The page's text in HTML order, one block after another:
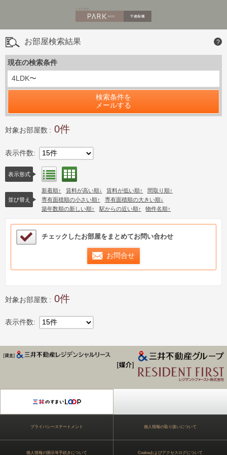
お部屋検索結果 ?
現在の検索条件
4LDK〜
検索条件を
メールする
対象お部屋数 0
表示件数 15件
表示形式 リスト表示
並び替え
新着順 賃料が高い順 賃料が低い順
間取り順
専有面積順の小さい順
専有面積順の大きい順
築年数順の新しい順
駅からの近い順 物件名順
検討中リストサンプル
チェックしたお部屋をまとめてお問い合わせ
お問合せ
対象お部屋数 0
表示件数 15件
レジデンス Park Axis
プライバシーステートメント 個人情報の取り扱いについて
個人情報の開示等手続きについて Cookieおよびアクセスログについて